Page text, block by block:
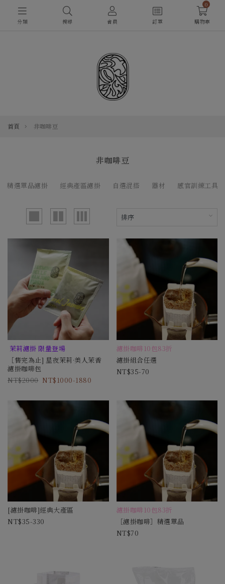
分類 搜尋 會員 訂單
0
購物車
首頁 非咖啡豆
非咖啡豆
精選單品濾掛 經典產區濾掛 自選混搭 器材 感官訓練工具
茉莉濾掛 限量登場
［售完為止] 星夜茉莉·美人茉香
濾掛咖啡包
2000
1000-1880
濾掛咖啡10包83折
濾掛組合任選
35-70
[濾掛咖啡]經典大產區
35-330
濾掛咖啡10包83折
［濾掛咖啡］精選單品
70